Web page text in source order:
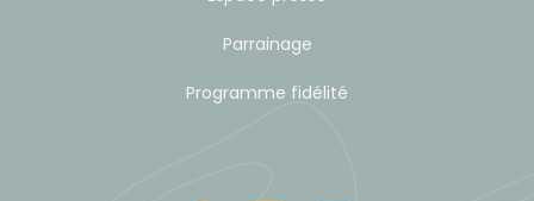
d'intenses vibrations sur les pistes namibiennes.
Soyez prêt à vivre l'aventure avec le sourire !
Parrainage
Programme fidélité